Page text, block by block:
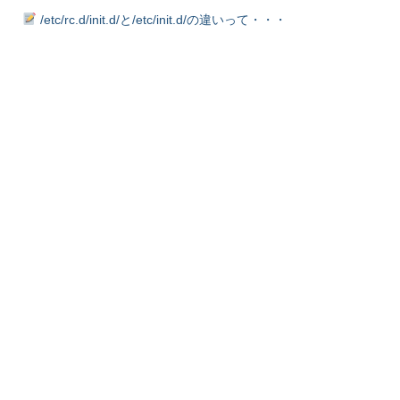
/etc/rc.d/init.d/と/etc/init.d/の違いって・・・